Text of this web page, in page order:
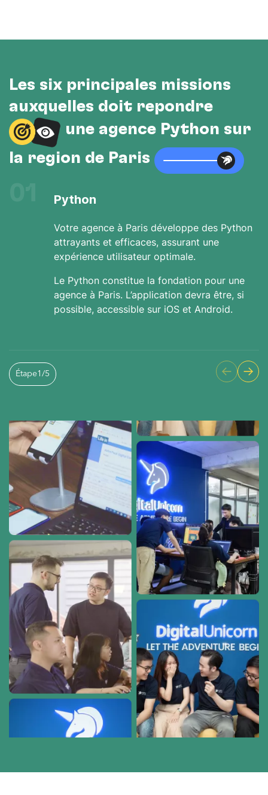
Les six principales missions
auxquelles doit répondre
une agence Python sur
la région de Paris
Python
Votre agence à Paris développe des Python
attrayants et efficaces, assurant une
expérience utilisateur optimale.
Le Python constitue la fondation pour une
agence à Paris. L’application devra être, si
possible, accessible sur iOS et Android.
Étape1 /5